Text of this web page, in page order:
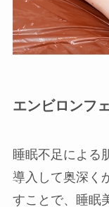
エンビロンフ
睡眠不足による
導入して奥深く
すことで、睡眠